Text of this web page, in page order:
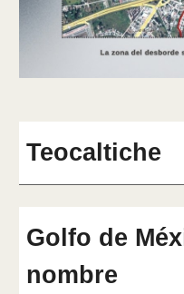
Teocaltiche
Golfo de
nombre